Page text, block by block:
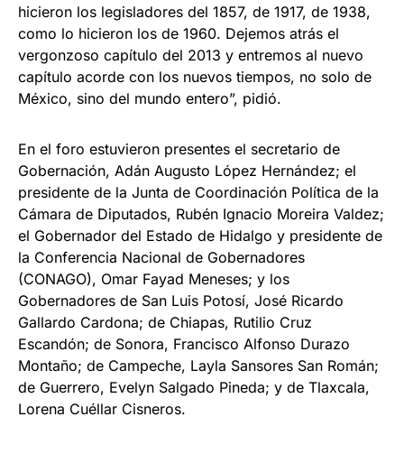
hicieron los legisladores del 1857, de 1917, de 1938,
como lo hicieron los de 1960. Dejemos atrás el
vergonzoso capítulo del 2013 y entremos al nuevo
capítulo acorde con los nuevos tiempos, no solo de
México, sino del mundo entero”, pidió.
En el foro estuvieron presentes el secretario de
Gobernación, Adán Augusto López Hernández; el
presidente de la Junta de Coordinación Política de la
Cámara de Diputados, Rubén Ignacio Moreira Valdez;
el Gobernador del Estado de Hidalgo y presidente de
la Conferencia Nacional de Gobernadores
(CONAGO), Omar Fayad Meneses; y los
Gobernadores de San Luis Potosí, José Ricardo
Gallardo Cardona; de Chiapas, Rutilio Cruz
Escandón; de Sonora, Francisco Alfonso Durazo
Montaño; de Campeche, Layla Sansores San Román;
de Guerrero, Evelyn Salgado Pineda; y de Tlaxcala,
Lorena Cuéllar Cisneros.